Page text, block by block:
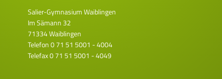
Salier-Gymnasium Waiblingen
Im Sämann 32
71334 Waiblingen
Telefon0 71 51 5001 - 4004
Telefax 0 71 51 5001 - 4049